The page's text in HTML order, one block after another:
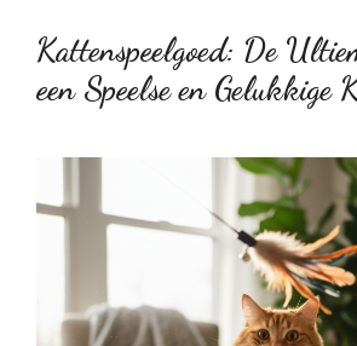
Kattenspeelgoed: De
een Speelse en Gelukkige